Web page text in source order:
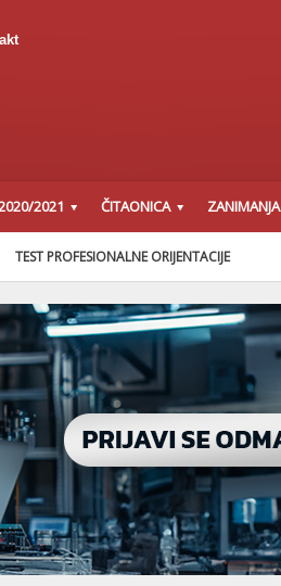
2021 ČITAONICA ZANIMANJA
TEST PROFESIONALNE ORIJENTACIJE